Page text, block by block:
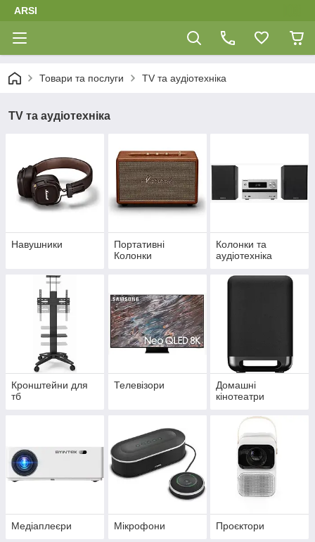
ARSI
Товари та послуги TV та аудіотехніка
TV та аудіотехніка
Навушники
Портативні
Колонки
Колонки та
аудіотехніка
Кронштейни для
тб
Телевізори
Домашні
кінотеатри
Медіаплеєри Мікрофони Проєктори